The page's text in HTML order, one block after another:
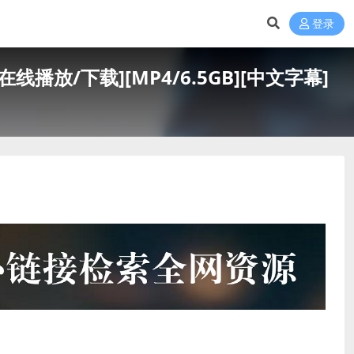
登录
线播放/下载][MP4/6.5GB][中文字幕]